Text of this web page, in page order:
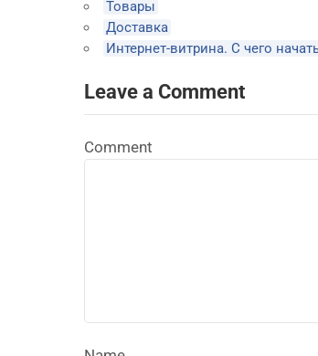
Товары
Доставка
Интернет-витрина. С чего
Leave a Comment
Comment